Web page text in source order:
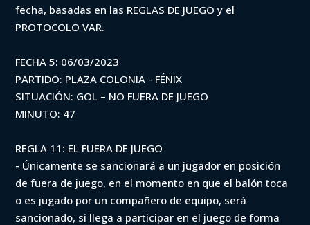
Iniciá sesión para ver
fecha, basadas en las REGLAS DE JUEGO y el
PROTOCOLO VAR.
FECHA 5: 06/03/2023
PARTIDO: PLAZA COLONIA - FÉNIX
SITUACIÓN: GOL – NO FUERA DE JUEGO
MINUTO: 47
REGLA 11: EL FUERA DE JUEGO
- Únicamente se sancionará a un jugador en posición
de fuera de juego, en el momento en que el balón toca
o es jugado por un compañero de equipo, será
sancionado, si llega a participar en el juego de forma